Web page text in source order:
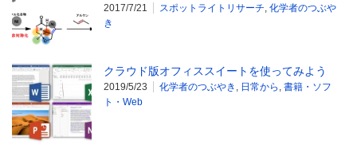
2017/7/21 スポットライトリサーチ, 化学者のつぶや
き
クラウド版オフィススイートを使ってみよう
2019/5/23 化学者のつぶやき , 日常から , 書籍・ソフ
ト・Web